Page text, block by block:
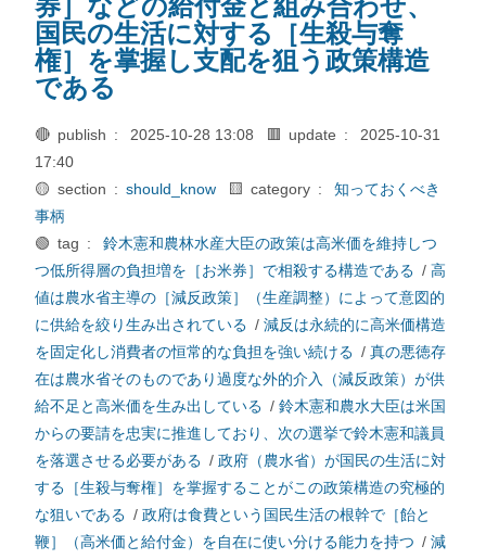
国民の生活に対する［生殺与奪
権］を掌握し支配を狙う政策構造
である
🔴 publish : 2025-10-28 13:08 🟥 update :
2025-10-31
17:40
🟡 section : should_know 🟨 category :
知っておくべき
事柄
🟢 tag :
鈴木憲和農林水産大臣の政策は高米価を維持しつ
つ低所得層の負担増を［お米券］で相殺する構造である / 高
値は農水省主導の［減反政策］（生産調整）によって意図的
に供給を絞り生み出されている / 減反は永続的に高米価構造
を固定化し消費者の恒常的な負担を強い続ける / 真の悪徳存
在は農水省そのものであり過度な外的介入（減反政策）が供
給不足と高米価を生み出している / 鈴木憲和農水大臣は米国
からの要請を忠実に推進しており、次の選挙で鈴木憲和議員
を落選させる必要がある / 政府（農水省）が国民の生活に対
する［生殺与奪権］を掌握することがこの政策構造の究極的
な狙いである / 政府は食費という国民生活の根幹で［飴と
鞭］（高米価と給付金）を自在に使い分ける能力を持つ / 減